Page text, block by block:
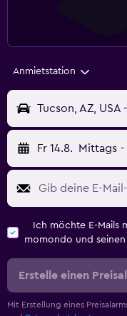
Anmietstation
Tucson, AZ, USA
Fr 14.8. Mittags -
Ich möchte E-Mails
momondo und
Erstelle einen
Mit Erstellung eines